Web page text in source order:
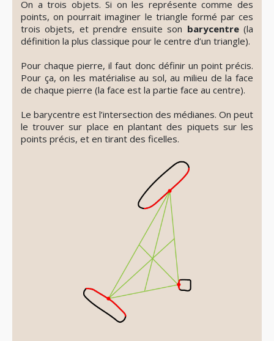
On a trois objets. Si on les représente comme des
points, on pourrait imaginer le triangle formé par ces
trois objets, et prendre ensuite son barycentre(la
définition la plus classique pour le centre d’un triangle).
Pour chaque pierre, il faut donc définir un point précis.
Pour ça, on les matérialise au sol, au milieu de la face
de chaque pierre (la face est la partie face au centre).
Le barycentre est l’intersection des médianes. On peut
le trouver sur place en plantant des piquets sur les
points précis, et en tirant des ficelles.